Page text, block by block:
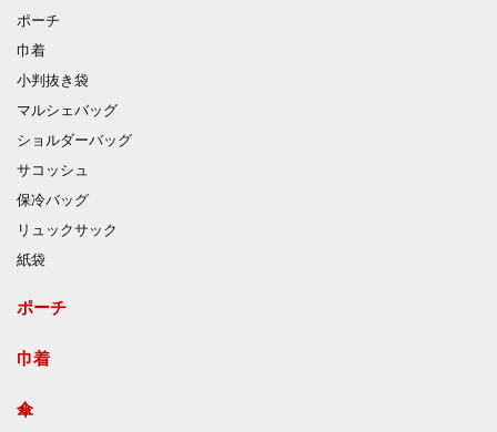
ポーチ
巾着
小判抜き袋
マルシェバッグ
ショルダーバッグ
サコッシュ
保冷バッグ
リュックサック
紙袋
ポーチ
巾着
傘